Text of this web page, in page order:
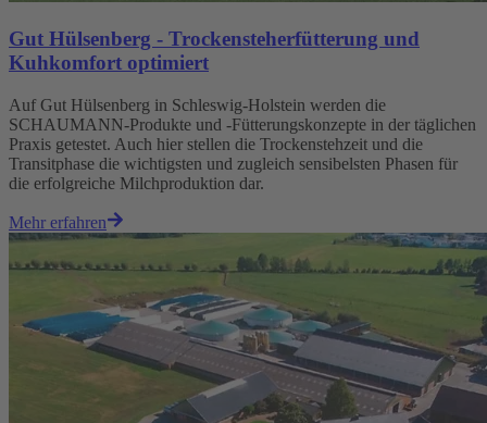
Gut Hülsenberg - Trockensteherfütterung und
Kuhkomfort optimiert
Auf Gut Hülsenberg in Schleswig-Holstein werden die
SCHAUMANN-Produkte und -Fütterungskonzepte in der täglichen
Praxis getestet. Auch hier stellen die Trockenstehzeit und die
Transitphase die wichtigsten und zugleich sensibelsten Phasen für
die erfolgreiche Milchproduktion dar.
Mehr erfahren